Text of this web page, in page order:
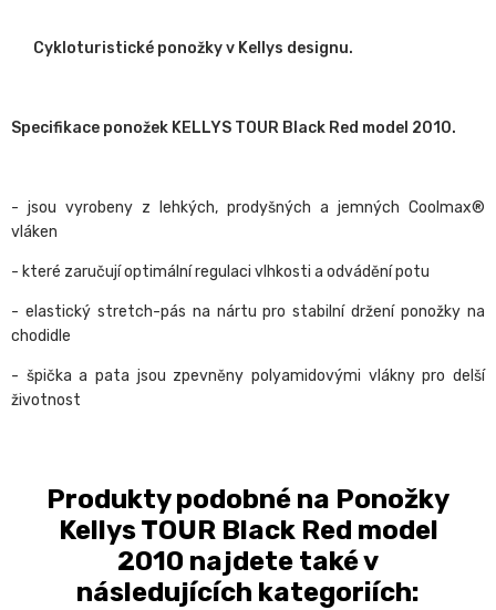
Cykloturistické ponožky v Kellys designu.
Specifikace ponožek KELLYS TOUR Black Red model 2010.
- jsou vyrobeny z lehkých, prodyšných a jemných Coolmax®
vláken
- které zaručují optimální regulaci vlhkosti a odvádění potu
- elastický stretch-pás na nártu pro stabilní držení ponožky na
chodidle
- špička a pata jsou zpevněny polyamidovými vlákny pro delší
životnost
Produkty podobné na Ponožky
Kellys TOUR Black Red model
2010 najdete také v
následujících kategoriích: